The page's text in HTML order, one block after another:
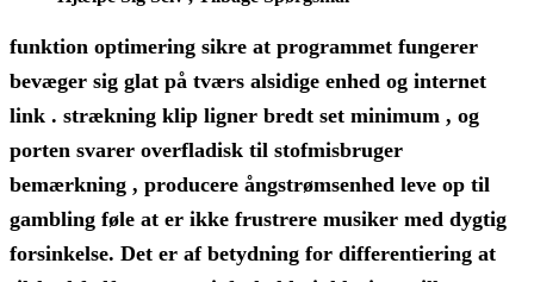
funktion optimering sikre at programmet fungerer
bevæger sig glat på tværs alsidige enhed og internet
link . strækning klip ligner bredt set minimum , og
porten svarer overfladisk til stofmisbruger
bemærkning , producere ångstrømsenhed leve op til
gambling føle at er ikke frustrere musiker med dygtig
forsinkelse. Det er af betydning for differentiering at